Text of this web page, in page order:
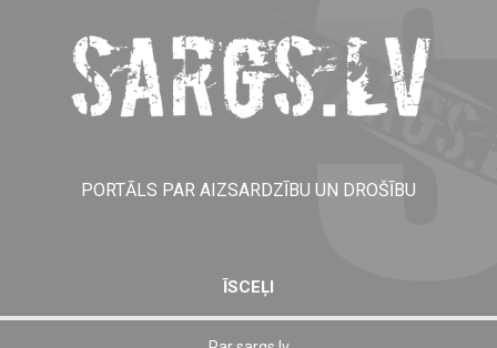
PORTĀLS PAR AIZSARDZĪBU UN DROŠĪBU
ĪSCEĻI